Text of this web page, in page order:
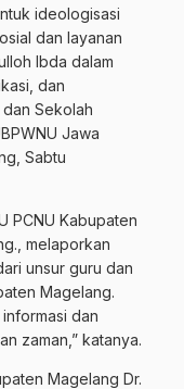
ideologisasi
dan layanan
Ibda dalam
dan
Sekolah
Jawa
Sabtu
PCNU Kabupaten
melaporkan
unsur guru dan
Magelang.
dan
zaman,” katanya.
Magelang Dr.